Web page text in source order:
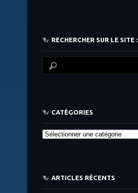
RECHERCHER SUR LE SITE :
CATÉGORIES
Catégories
ARTICLES RÉCENTS